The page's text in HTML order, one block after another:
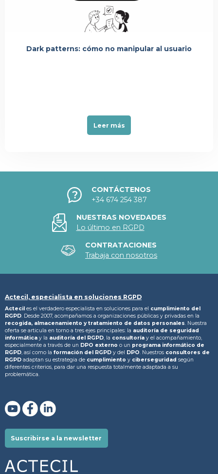
Événement
Dark patterns: cómo no manipular al usuario
Leer más
CONTÁCTENOS
+34 674 254 387
NUESTRAS NOVEDADES
Lo último en RGPD
CONTRATACIONES
Trabaja con nosotros
Actecil, especialista en soluciones RGPD
Actecil es el verdadero especialista en soluciones para el cumplimiento del
RGPD . Desde 2007, acompañamos a organizaciones públicas y privadas en la
recogida, almacenamiento y tratamiento de datos personales . Nuestra
oferta se articula en torno a tres ejes principales: la auditoría de seguridad
informática y la auditoría del RGPD , la consultoría y el acompañamiento,
especialmente a través de un DPO externo o un programa informático de
RGPD , así como la formación del RGPD y del DPO . Nuestros consultores de
RGPD adaptan su estrategia de cumplimiento y ciberseguridad según
diferentes criterios, para dar una respuesta totalmente adaptada a su
problemática.
Suscribirse a la newsletter